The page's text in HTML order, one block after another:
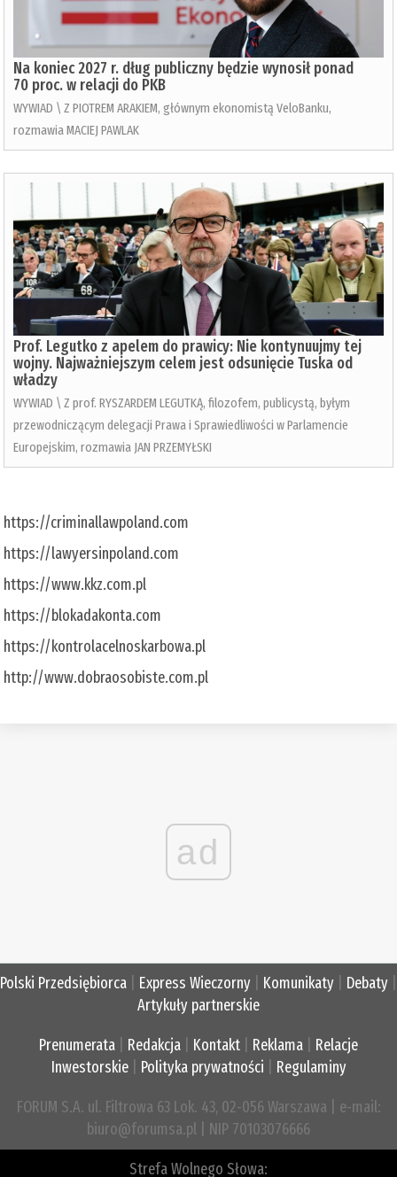
Na koniec 2027 r. dług publiczny będzie wynosił ponad
70 proc. w relacji do PKB
WYWIAD \ Z PIOTREM ARAKIEM, głównym ekonomistą VeloBanku,
rozmawia MACIEJ PAWLAK
Prof. Legutko z apelem do prawicy: Nie kontynuujmy tej
wojny. Najważniejszym celem jest odsunięcie Tuska od
władzy
WYWIAD \ Z prof. RYSZARDEM LEGUTKĄ, filozofem, publicystą, byłym
przewodniczącym delegacji Prawa i Sprawiedliwości w Parlamencie
Europejskim, rozmawia JAN PRZEMYŁSKI
https://criminallawpoland.com
https://lawyersinpoland.com
https://www.kkz.com.pl
https://blokadakonta.com
https://kontrolacelnoskarbowa.pl
http://www.dobraosobiste.com.pl
ad
Polski Przedsiębiorca Express Wieczorny Komunikaty Debaty
Artykuły partnerskie
Prenumerata Redakcja Kontakt Reklama
Relacje
Inwestorskie| Polityka prywatności Regulaminy
FORUM S.A. ul. Filtrowa 63 Lok. 43, 02-056 Warszawa | e-mail:
biuro@forumsa.pl | NIP 70103076666
Strefa Wolnego Słowa: